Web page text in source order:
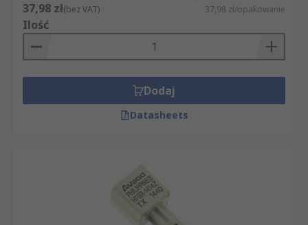
37,98 zł(bez VAT) 37,98 zł/opakowanie
Ilość
Dodaj
Datasheets